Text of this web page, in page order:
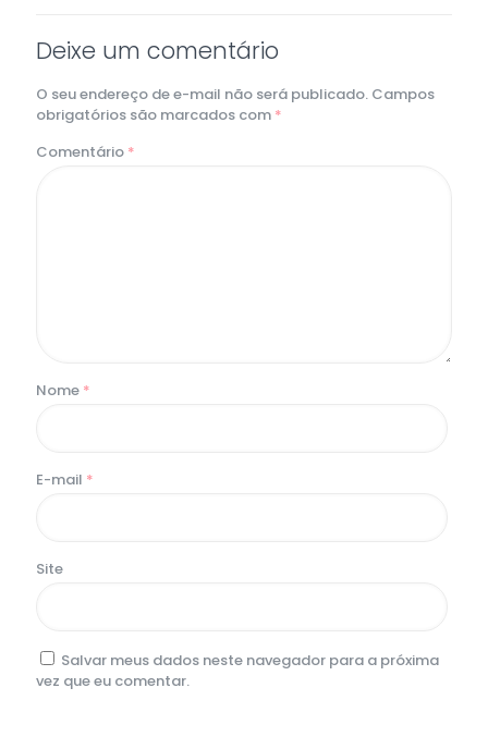
Deixe um comentário
O seu endereço de e-mail não será publicado. Campos
obrigatórios são marcados com *
Comentário *
Nome *
E-mail *
Site
Salvar meus dados neste navegador para a próxima
vez que eu comentar.